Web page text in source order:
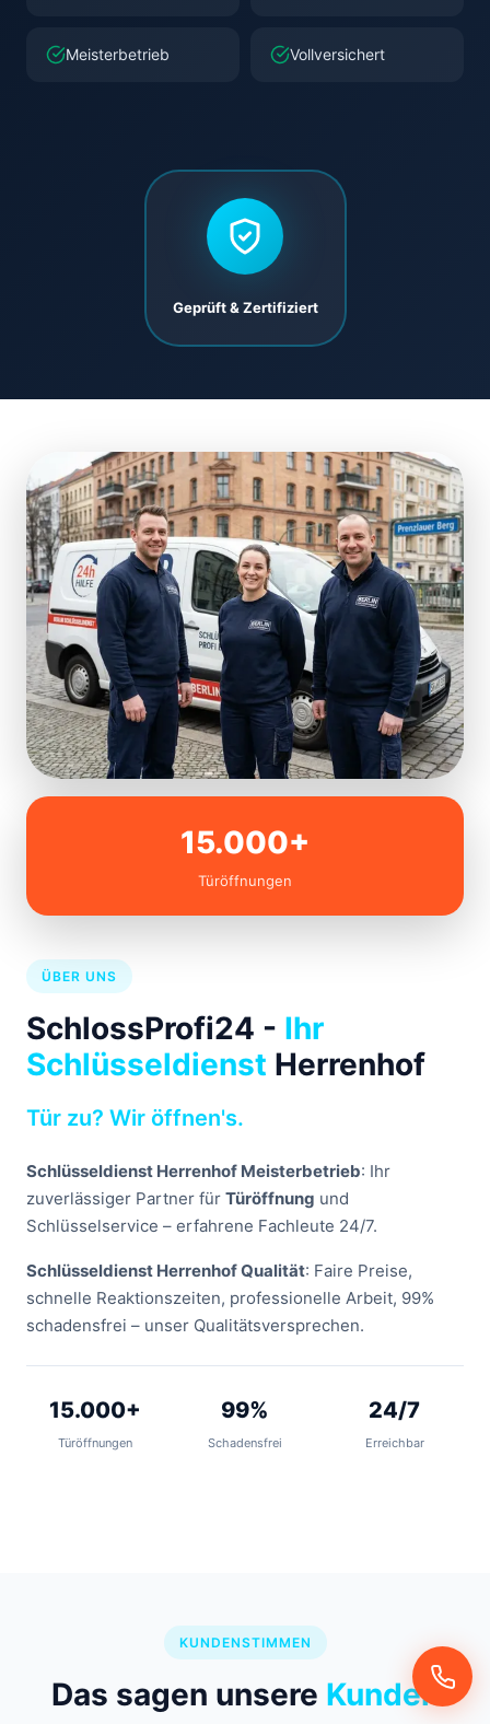
Meisterbetrieb Vollversichert
Geprüft & Zertifiziert
15.000+
Türöffnungen
ÜBER UNS
SchlossProfi24 - Ihr
Schlüsseldienst Herrenhof
Tür zu? Wir öffnen's.
Schlüsseldienst Herrenhof Meisterbetrieb: Ihr
zuverlässiger Partner für Türöffnung und
Schlüsselservice – erfahrene Fachleute 24/7.
Schlüsseldienst Herrenhof Qualität: Faire Preise,
schnelle Reaktionszeiten, professionelle Arbeit, 99%
schadensfrei – unser Qualitätsversprechen.
15.000+
Türöffnungen
99%
Schadensfrei
24/7
Erreichbar
KUNDENSTIMMEN
Das sagen unsere Kunden